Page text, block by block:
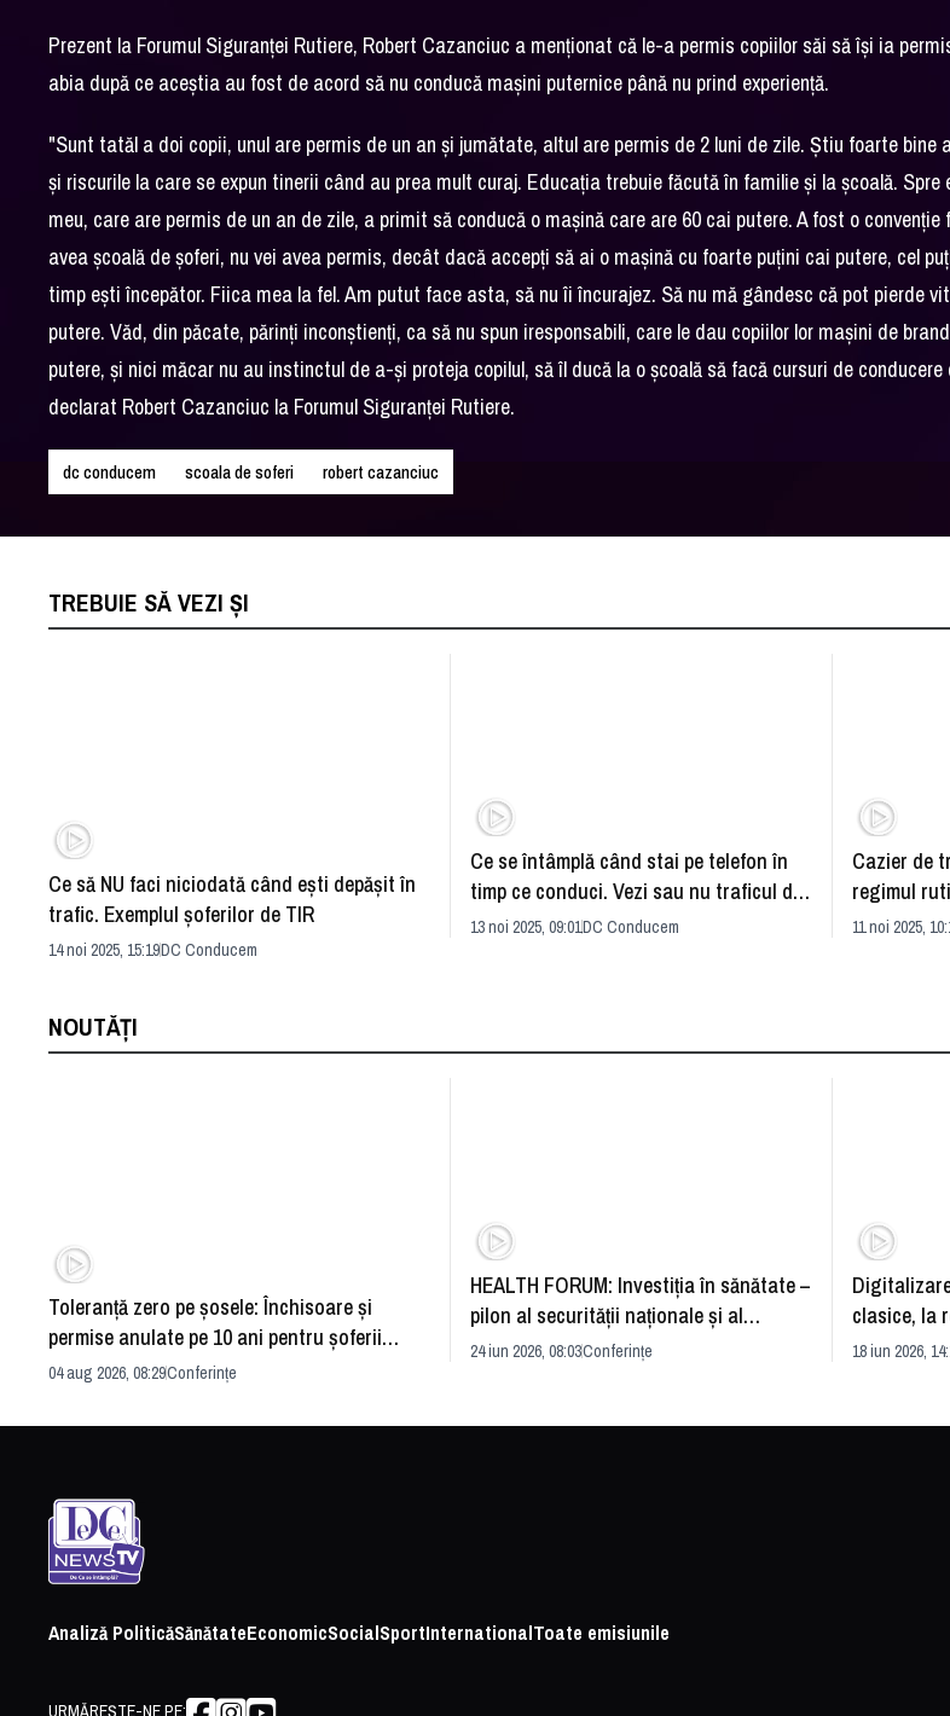
Prezent la Forumul Siguranţei Rutiere, Robert Cazanciuc a menţionat că le-a permis copiilor săi să îşi ia
abia după ce aceştia au fost de acord să nu conducă maşini puternice până nu prind experienţă.
"Sunt tatăl a doi copii, unul are permis de un an şi jumătate, altul are permis de 2 luni de zile. Ştiu foarte bine
şi riscurile la care se expun tinerii când au prea mult curaj. Educaţia trebuie făcută în familie şi la şcoală. Spre
meu, care are permis de un an de zile, a primit să conducă o maşină care are 60 cai putere. A fost o convenţie
avea şcoală de şoferi, nu vei avea permis, decât dacă accepţi să ai o maşină cu foarte puţini cai putere, cel
timp eşti începător. Fiica mea la fel. Am putut face asta, să nu îi încurajez. Să nu mă gândesc că pot pierde
putere. Văd, din păcate, părinţi inconştienţi, ca să nu spun iresponsabili, care le dau copiilor lor maşini de
putere, şi nici măcar nu au instinctul de a-şi proteja copilul, să îl ducă la o şcoală să facă cursuri de
declarat Robert Cazanciuc la Forumul Siguranţei Rutiere.
dc conducem scoala de soferi robert cazanciuc
TREBUIE SĂ VEZI ȘI
Ce să NU faci niciodată când eşti depăşit în
trafic. Exemplul şoferilor de TIR
14 noi 2025, 15:19DC Conducem
Ce se întâmplă când stai pe telefon în
timp ce conduci. Vezi sau nu traficul din
faţă?
13 noi 2025, 09:01DC Conducem
Cazier de
regimul
suficiente,
11 noi 2025,
NOUTĂȚI
Toleranță zero pe șosele: Închisoare și
permise anulate pe 10 ani pentru șoferii
iresponsabili
04 aug 2026, 08:29Conferințe
HEALTH FORUM: Investiția în sănătate –
pilon al securității naționale și al
dezvoltării economice
24 iun 2026, 08:03Conferințe
clasice, la
România
18 iun 2026,
Analiză PoliticăSănătateEconomicSocialSportInternationalToate emisiunile
URMĂREȘTE-NE PE: